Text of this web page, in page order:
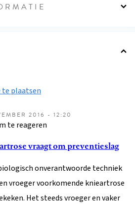
te plaatsen
2016 - 12:20
te reageren
vraagt om preventieslag
onverantwoorde techniek
vroeger voorkomende knieartrose
Het steeds vroeger en vaker